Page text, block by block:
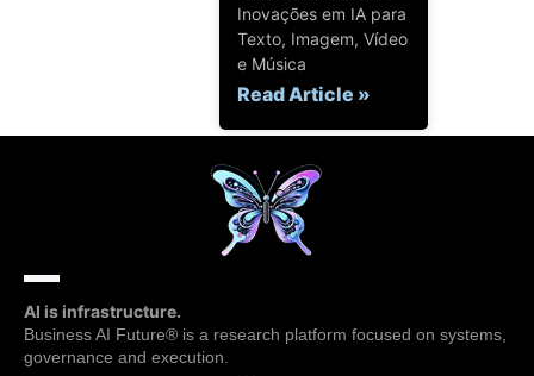
Inovações em IA para
Texto, Imagem, Vídeo
e Música
Read Article »
AI is infrastructure.
Business AI Future® is a research platform focused on systems,
governance and execution.